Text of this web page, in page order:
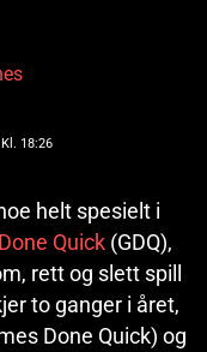
Kl. 18:26
helt spesielt i
Quick (GDQ),
rett og slett spill
to ganger i året,
Done Quick) og